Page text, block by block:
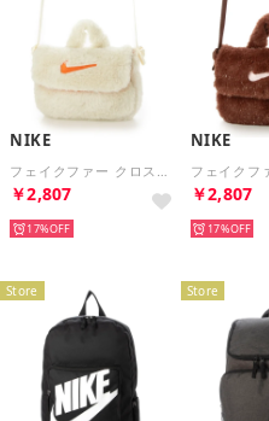
NIKE
￥2,807
17%
NIKE
￥2,807
17%
Store Store